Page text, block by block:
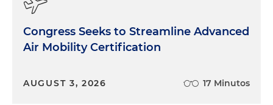
Congress Seeks to Streamline Advanced
Air Mobility Certification
AUGUST 3, 2026 17 Minutos